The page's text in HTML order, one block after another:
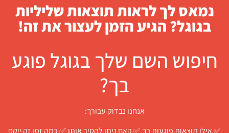
נמאס לך לראות תוצאות שליליות
בגוגל? הגיע הזמן לעצור את זה!
חיפוש השם שלך בגוגל פוגע
בך?
אנחנו נבדוק עבורך:
✅ אילו תוצאות פוגעות בך ✅ האם ניתן להסיר אותן ✅ כמה זמן זה ייקח